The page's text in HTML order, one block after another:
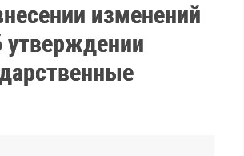
изменений